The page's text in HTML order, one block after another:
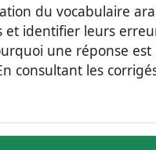
du vocabulaire
identifier leurs
une réponse
consultant les